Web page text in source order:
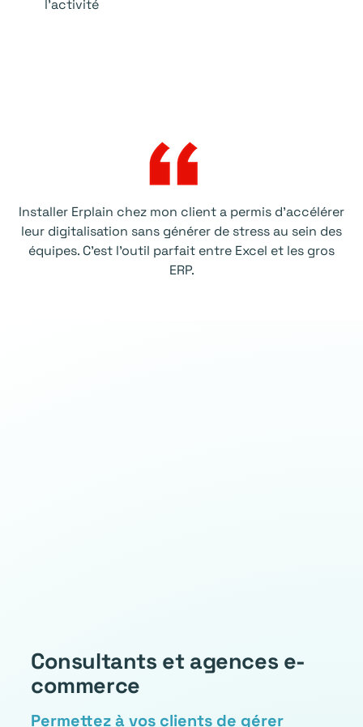
l’activité
Installer Erplain chez mon client a permis d'accélérer
leur digitalisation sans générer de stress au sein des
équipes. C’est l’outil parfait entre Excel et les gros
ERP.
Consultants et agences e-
commerce
Permettez à vos clients de gérer